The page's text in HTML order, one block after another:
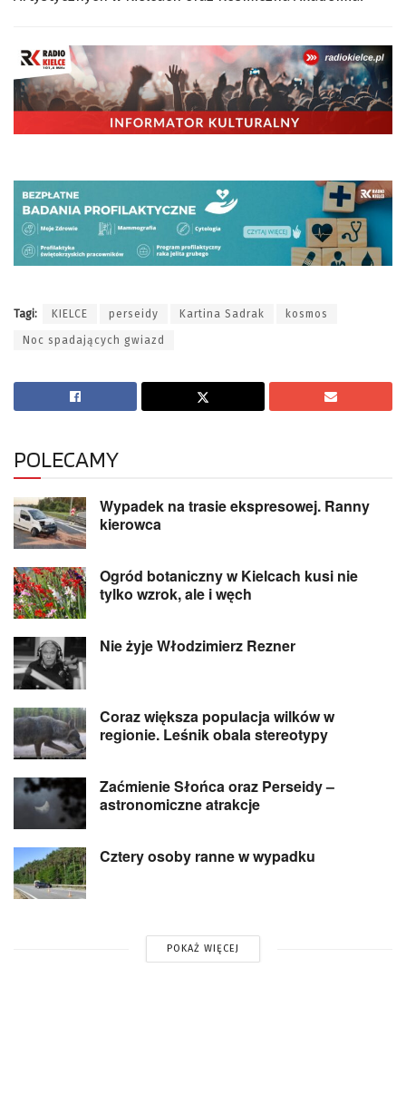
Tagi: KIELCE perseidy Kartina Sadrak kosmos
Noc spadających gwiazd
POLECAMY
Wypadek na trasie ekspresowej. Ranny
kierowca
Ogród botaniczny w Kielcach kusi nie
tylko wzrok, ale i węch
Nie żyje Włodzimierz Rezner
Coraz większa populacja wilków w
regionie. Leśnik obala stereotypy
Zaćmienie Słońca oraz Perseidy –
astronomiczne atrakcje
Cztery osoby ranne w wypadku
POKAŻ WIĘCEJ